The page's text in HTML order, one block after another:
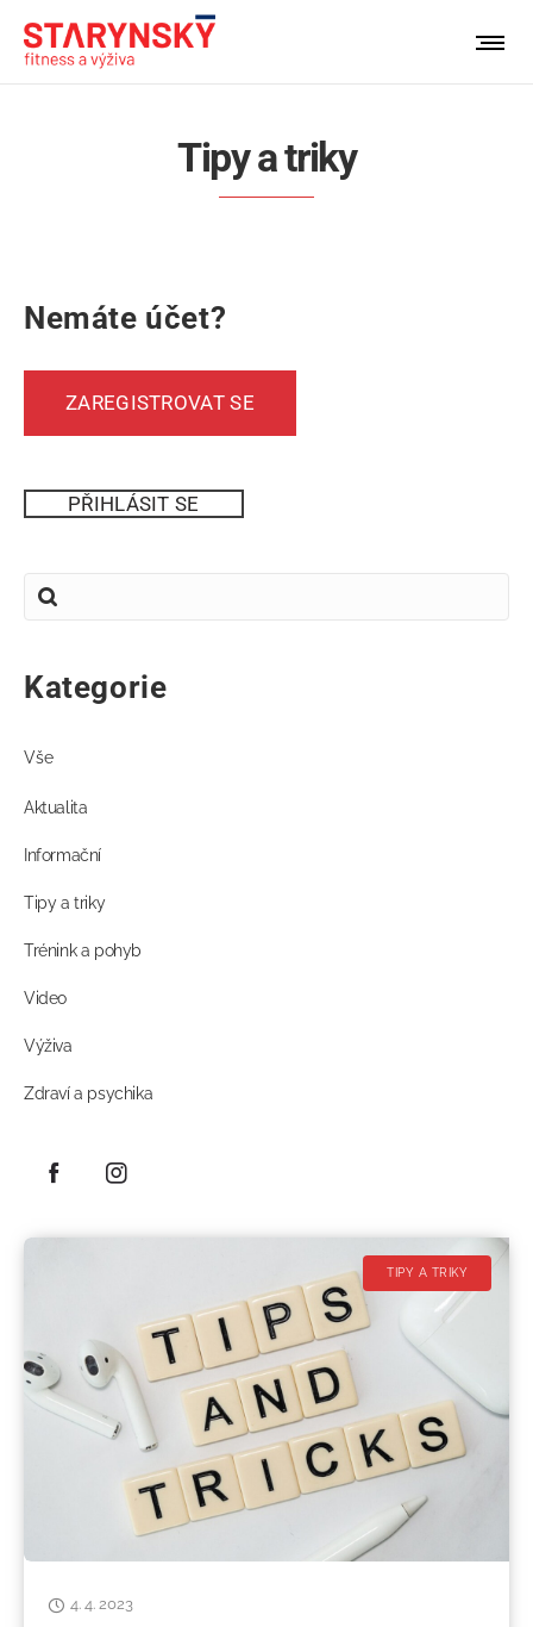
TIPY A TRIKY
4. 4. 2023
Nemáte účet?
ZAREGISTROVAT SE
PŘIHLÁSIT SE
Kategorie
Vše
Aktualita
Informační
Tipy a triky
Trénink a pohyb
Video
Výživa
Zdraví a psychika